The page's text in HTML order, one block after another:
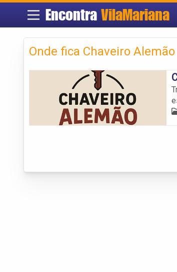
Encontra VilaMariana
Onde fica Chaveiro Alemão